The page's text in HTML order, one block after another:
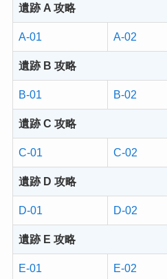
遺跡 A 攻略
A-01 A-02
遺跡 B 攻略
B-01 B-02
遺跡 C 攻略
C-01 C-02
遺跡 D 攻略
D-01 D-02
遺跡 E 攻略
E-01 E-02